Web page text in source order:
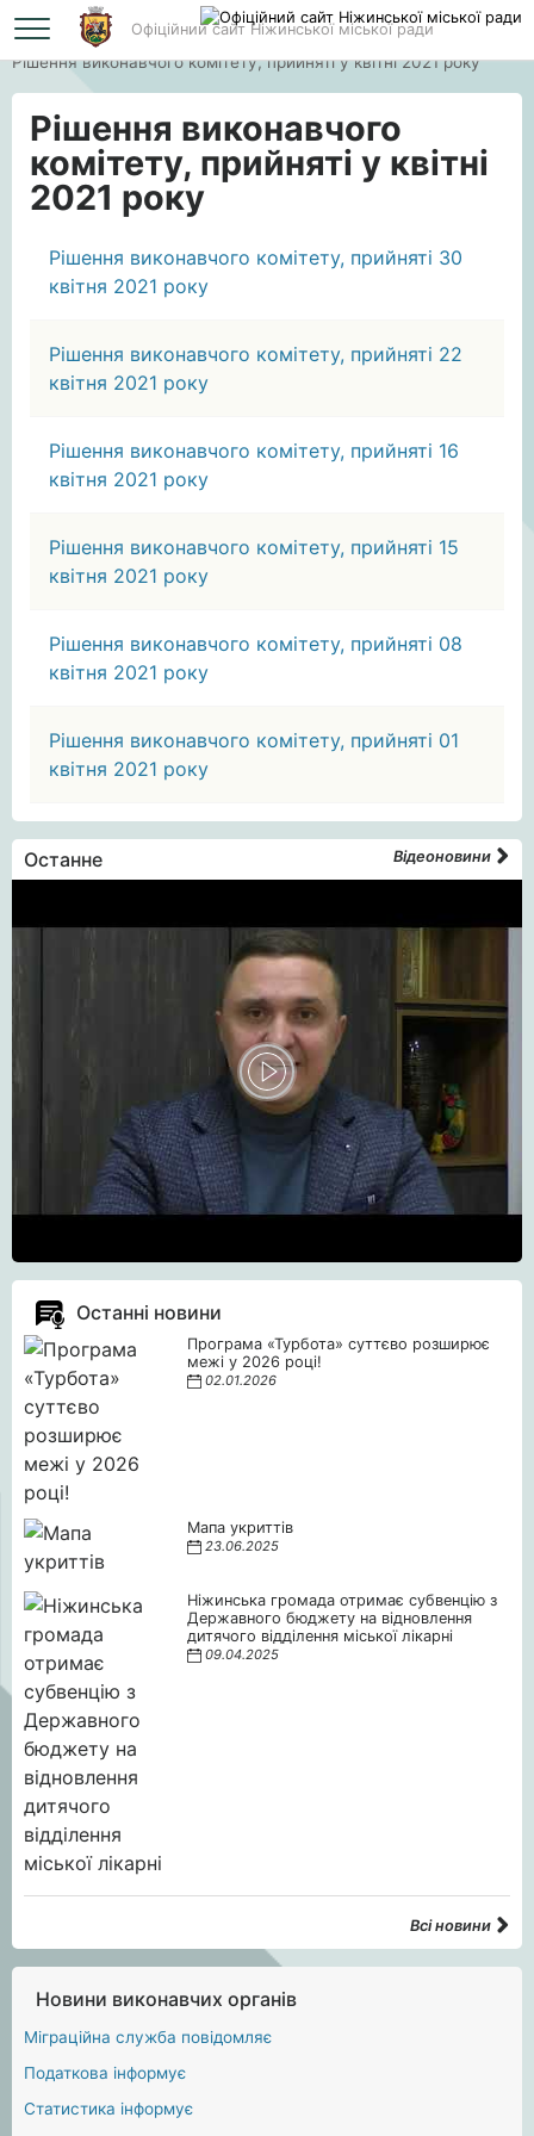
Офіційний сайт Ніжинської міської ради
Головна
Рішення виконавчого комітету, прийняті у квітні 2021 року
Рішення виконавчого
комітету, прийняті у квітні
2021 року
Рішення виконавчого комітету, прийняті 30
квітня 2021 року
Рішення виконавчого комітету, прийняті 22
квітня 2021 року
Рішення виконавчого комітету, прийняті 16
квітня 2021 року
Рішення виконавчого комітету, прийняті 15
квітня 2021 року
Рішення виконавчого комітету, прийняті 08
квітня 2021 року
Рішення виконавчого комітету, прийняті 01
квітня 2021 року
Останне Відеоновини
Останні новини
Програма «Турбота» суттєво розширює
межі у 2026 році!
02.01.2026
Мапа укриттів
23.06.2025
Ніжинська громада отримає субвенцію з
Державного бюджету на відновлення
дитячого відділення міської лікарні
09.04.2025
Всі новини
Новини виконавчих органів
Міграційна служба повідомляє
Податкова інформує
Статистика інформує